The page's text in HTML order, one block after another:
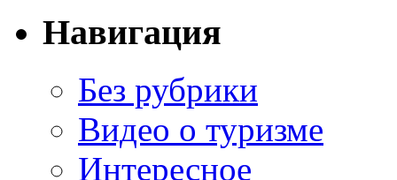
Навигация
Без рубрики
Видео о туризме
Интересное